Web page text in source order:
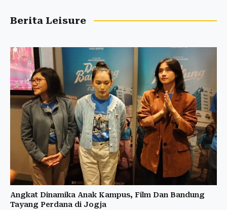
Berita Leisure
Angkat Dinamika Anak Kampus, Film Dan Bandung
Tayang Perdana di Jogja